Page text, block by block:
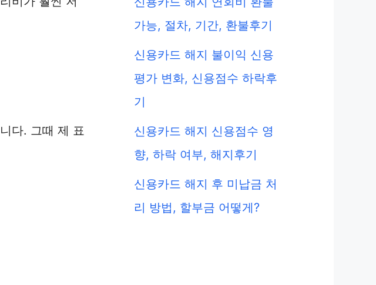
다. 그때 제 표
가능, 절차, 기간, 환불후기
신용카드 해지 불이익 신용
평가 변화, 신용점수 하락후
기
신용카드 해지 신용점수 영
향, 하락 여부, 해지후기
신용카드 해지 후 미납금 처
리 방법, 할부금 어떻게?